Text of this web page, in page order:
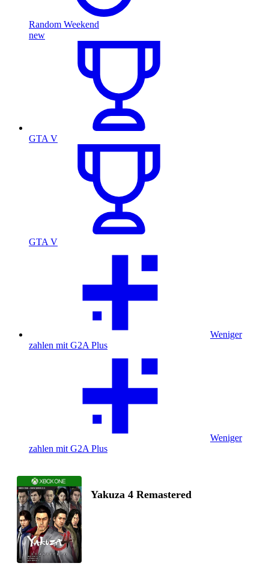
Random Weekend
new
GTA V
GTA V
Weniger
zahlen mit G2A Plus
Weniger
zahlen mit G2A Plus
Yakuza 4 Remastered